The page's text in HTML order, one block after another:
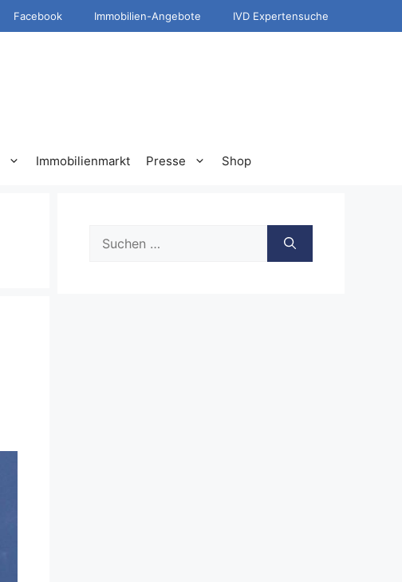
Facebook Immobilien-Angebote IVD Expertensuche
Immobilienmarkt Presse Shop
nach: